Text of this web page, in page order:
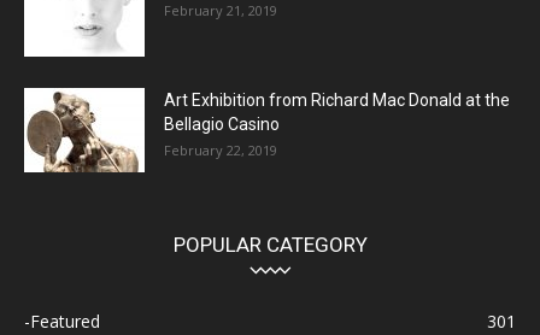
February 21, 2019
Art Exhibition from Richard Mac Donald at the
Bellagio Casino
February 22, 2019
POPULAR CATEGORY
-Featured
301